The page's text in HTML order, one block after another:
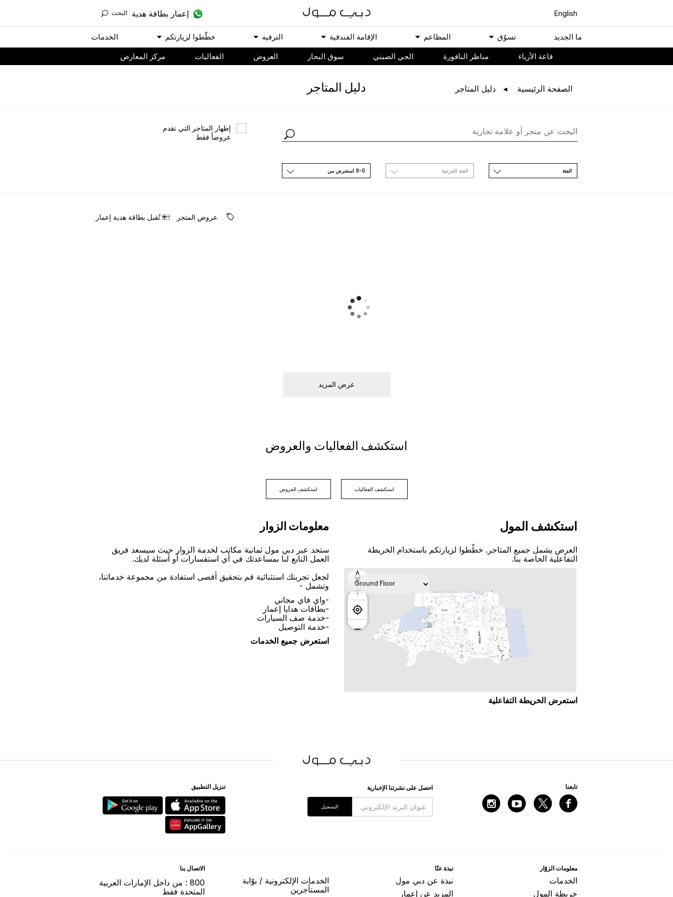
English ﺇﻋﻤﺎﺭ ﺑﻄﺎﻗﺔ ﻫﺪﻳﺔ اﻟﺒﺤﺚ
ﻣﺎ اﻟﺠﺪﻳﺪ ﺗﺴﻮّﻕ اﻟﻤﻄﺎﻋﻢ اﻹﻗﺎﻣﺔ اﻟﻔﻨﺪﻗﻴﺔ اﻟﺘﺮﻓﻴﻪ ﺧﻄّﻄﻮا ﻟﺰﻳﺎﺭﺗﻜﻢ اﻟﺨﺪﻣﺎﺕ
ﻗﺎﻋﺔ اﻷﺯﻳﺎء مناظر النافورة الحي الصيني سوق البحار اﻟﻌﺮﻭﺽ اﻟﻔﻌﺎﻟﻴﺎﺕ مركز المعارض
اﻟﺼﻔﺤﺔ اﻟﺮﺋﻴﺴﻴﺔ ﺩﻟﻴﻞ اﻟﻤﺘﺎﺟﺮ ﺩﻟﻴﻞ اﻟﻤﺘﺎﺟﺮ
ﺇﻇﻬﺎﺭ اﻟﻤﺘﺎﺟﺮ اﻟﺘﻲ ﺗﻘﺪﻡ
ﻋﺮﻭﺿﺎً ﻓﻘﻂ
اﻟﻔﺌﺔ اﻟﻔﺌﺔ اﻟﻔﺮﻋﻴﺔ 9-0 اﺳﺘﻌﺮﺽ ﻣﻦ
ﻋﺮﻭﺽ اﻟﻤﺘﺠﺮ ﺗُﻘﺒﻞ ﺑﻄﺎﻗﺔ ﻫﺪﻳﺔ ﺇﻋﻤﺎﺭ
ﻋﺮﺽ اﻟﻤﺰﻳﺪ
اﺳﺘﻜﺸﻒ اﻟﻔﻌﺎﻟﻴﺎﺕ ﻭاﻟﻌﺮﻭﺽ
اﺳﺘﻜﺸﻒ اﻟﻔﻌﺎﻟﻴﺎﺕ اﺳﺘﻜﺸﻒ اﻟﻌﺮﻭﺽ
اﺳﺘﻜﺸﻒ اﻟﻤﻮﻝ
اﻟﻌﺮﺽ ﻳﺸﻤﻞ ﺟﻤﻴﻊ اﻟﻤﺘﺎﺟﺮ. ﺧﻄّﻄﻮا ﻟﺰﻳﺎﺭﺗﻜﻢ ﺑﺎﺳﺘﺨﺪاﻡ اﻟﺨﺮﻳﻄﺔ
اﻟﺘﻔﺎﻋﻠﻴﺔ اﻟﺨﺎﺻﺔ ﺑﻨﺎ.
اﺳﺘﻌﺮﺽ اﻟﺨﺮﻳﻄﺔ اﻟﺘﻔﺎﻋﻠﻴﺔ
ﻣﻌﻠﻮﻣﺎﺕ اﻟﺰﻭاﺭ
ﺳﺘﺠﺪ ﻋﺒﺮ ﺩﺑﻲ ﻣﻮﻝ ﺛﻤﺎﻧﻴﺔ ﻣﻜﺎﺗﺐ ﻟﺨﺪﻣﺔ اﻟﺰﻭاﺭ ﺣﻴﺚ ﺳﻴﺴﻌﺪ ﻓﺮﻳﻖ
اﻟﻌﻤﻞ اﻟﺘﺎﺑﻊ ﻟﻨﺎ ﺑﻤﺴﺎﻋﺪﺗﻚ ﻓﻲ ﺃﻱ اﺳﺘﻔﺴﺎﺭاﺕ ﺃﻭ ﺃﺳﺌﻠﺔ ﻟﺪﻳﻚ.
ﻟﺠﻌﻞ ﺗﺠﺮﺑﺘﻚ اﺳﺘﺜﻨﺎﺋﻴﺔ ﻗﻢ ﺑﺘﺤﻘﻴﻖ ﺃﻗﺼﻰ اﺳﺘﻔﺎﺩﺓ ﻣﻦ ﻣﺠﻤﻮﻋﺔ ﺧﺪﻣﺎﺗﻨﺎ،
ﻭﺗﺸﻤﻞ -
-ﻭاﻱ ﻓﺎﻱ ﻣﺠﺎﻧﻲ
-ﺑﻄﺎﻗﺎﺕ ﻫﺪاﻳﺎ ﺇﻋﻤﺎﺭ
-ﺧﺪﻣﺔ ﺻﻒ اﻟﺴﻴﺎﺭاﺕ
-ﺧﺪﻣﺔ اﻟﺘﻮﺻﻴﻞ
اﺳﺘﻌﺮﺽ ﺟﻤﻴﻊ اﻟﺨﺪﻣﺎﺕ
ﺗﺎﺑﻌﻨﺎ اﺣﺼﻞ ﻋﻠﻰ ﻧﺸﺮﺗﻨﺎ اﻹﺧﺒﺎﺭﻳﺔ
اﻟﺘﺴﺠﻴﻞ
ﺗﻨﺰﻳﻞ اﻟﺘﻄﺒﻴﻖ
ﻣﻌﻠﻮﻣﺎﺕ اﻟﺰﻭّاﺭ
اﻟﺨﺪﻣﺎﺕ
ﺧﺮﻳﻄﺔ اﻟﻤﻮﻝ
ﻧﺒﺬﺓ ﻋﻨّﺎ
ﻧﺒﺬﺓ ﻋﻦ ﺩﺑﻲ ﻣﻮﻝ
المزيد عن إعمار
اﻟﺨﺪﻣﺎﺕ اﻹﻟﻜﺘﺮﻭﻧﻴﺔ / ﺑﻮّاﺑﺔ
اﻟﻤﺴﺘﺄﺟﺮﻳﻦ
اﻻﺗﺼﺎﻝ ﺑﻨﺎ
800 : ﻣﻦ ﺩاﺧﻞ اﻹﻣﺎﺭاﺕ اﻟﻌﺮﺑﻴﺔ
اﻟﻤﺘﺤﺪﺓ ﻓﻘﻂ